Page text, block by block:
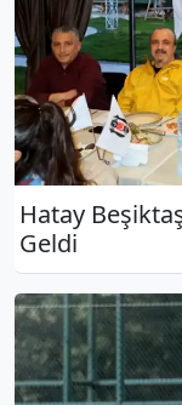
Hatay
Geldi